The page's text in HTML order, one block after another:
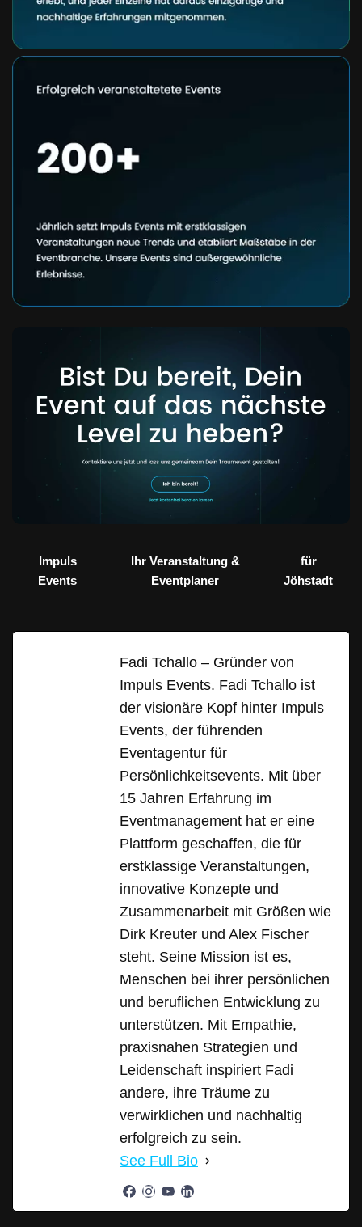
Impuls
Events
Ihr Veranstaltung &
Eventplaner
für
Jöhstadt
Fadi Tchallo – Gründer von
Impuls Events. Fadi Tchallo ist
der visionäre Kopf hinter Impuls
Events, der führenden
Eventagentur für
Persönlichkeitsevents. Mit über
15 Jahren Erfahrung im
Eventmanagement hat er eine
Plattform geschaffen, die für
erstklassige Veranstaltungen,
innovative Konzepte und
Zusammenarbeit mit Größen wie
Dirk Kreuter und Alex Fischer
steht. Seine Mission ist es,
Menschen bei ihrer persönlichen
und beruflichen Entwicklung zu
unterstützen. Mit Empathie,
praxisnahen Strategien und
Leidenschaft inspiriert Fadi
andere, ihre Träume zu
verwirklichen und nachhaltig
erfolgreich zu sein.
See Full Bio